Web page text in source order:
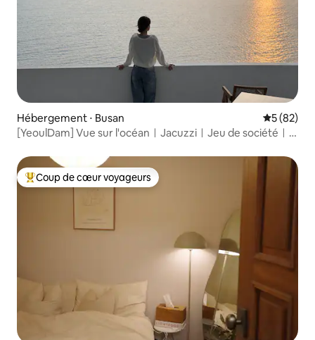
Hébergement ⋅ Busan
5 (82)
[YeoulDam] Vue sur l'océanㅣJacuzziㅣJeu de sociétéㅣ
Coups de cœur voyageurs les plus appréciés
Coup de cœur voyageurs